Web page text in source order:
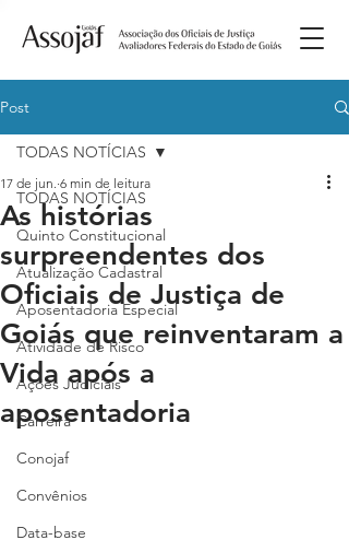
Post
TODAS NOTÍCIAS
Quinto Constitucional
Atualização Cadastral
Aposentadoria Especial
Atividade de Risco
Ações Judiciais
Carreira
Conojaf
Convênios
Data-base
TODAS NOTÍCIAS
As histórias
surpreendentes dos
Oficiais de Justiça de
Goiás que reinventaram a
Vida após a
aposentadoria
17 de jun. 6 min de leitura